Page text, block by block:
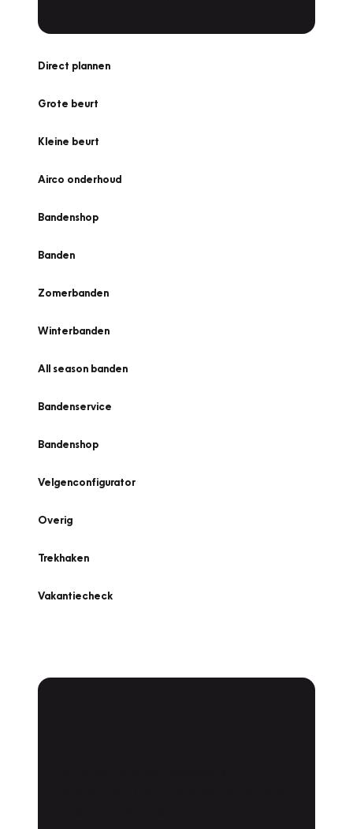
Direct plannen
Grote beurt
Kleine beurt
Airco onderhoud
Bandenshop
Banden
Zomerbanden
Winterbanden
All season banden
Bandenservice
Bandenshop
Velgenconfigurator
Overig
Trekhaken
Vakantiecheck